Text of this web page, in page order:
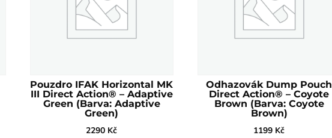
Pouzdro IFAK Horizontal MK
III Direct Action® – Adaptive
Green (Barva: Adaptive
Green)
2290 Kč
Odhazovák Dump Pouch
Direct Action® – Coyote
Brown (Barva: Coyote
Brown)
1199 Kč